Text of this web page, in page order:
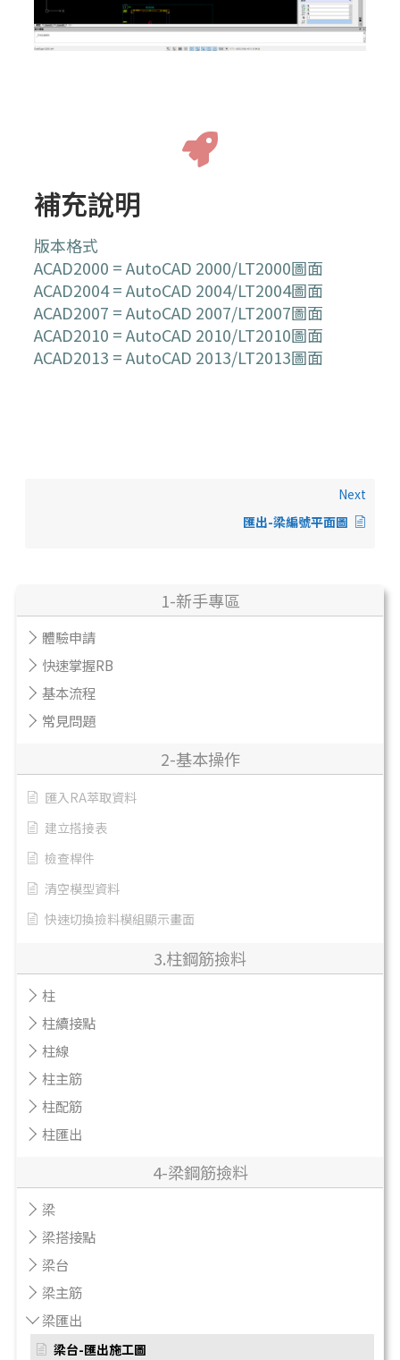
1-新手專區
體驗申請
快速掌握RB
基本流程
常見問題
2-基本操作
匯入RA萃取資料
建立搭接表
檢查桿件
清空模型資料
快速切換撿料模組顯示畫面
3.柱鋼筋撿料
柱
柱續接點
柱線
柱主筋
柱配筋
柱匯出
4-梁鋼筋撿料
梁
梁搭接點
梁台
梁主筋
梁匯出
梁台-匯出施工圖
補充說明
版本格式
ACAD2000 = AutoCAD 2000/LT2000圖面
ACAD2004 = AutoCAD 2004/LT2004圖面
ACAD2007 = AutoCAD 2007/LT2007圖面
ACAD2010 = AutoCAD 2010/LT2010圖面
ACAD2013 = AutoCAD 2013/LT2013圖面
Next
匯出-梁編號平面圖